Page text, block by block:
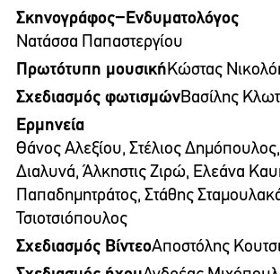
Σκηνογράφος−Ενδυματολόγος
Νατάσσα Παπαστεργίου
Πρωτότυπη μουσικήΚώστας
Σχεδιασμός φωτισμώνΒασίλης
Ερμηνεία
Θάνος Αλεξίου, Στέλιος
Διαλυνά, Άλκηστις Ζιρώ, Ελεάνα
Παπαδημητράτος, Στάθης
Τσιοτσιόπουλος
Σχεδιασμός ΒίντεοΑποστόλης